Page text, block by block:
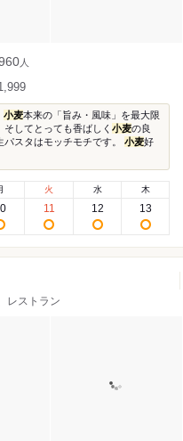
人
小麦本来の「旨み・風味」を最大限
してとっても香ばしく 小麦の良
スタはモッチモチです。 小麦好
火
11
水
12
木
13
レストラン